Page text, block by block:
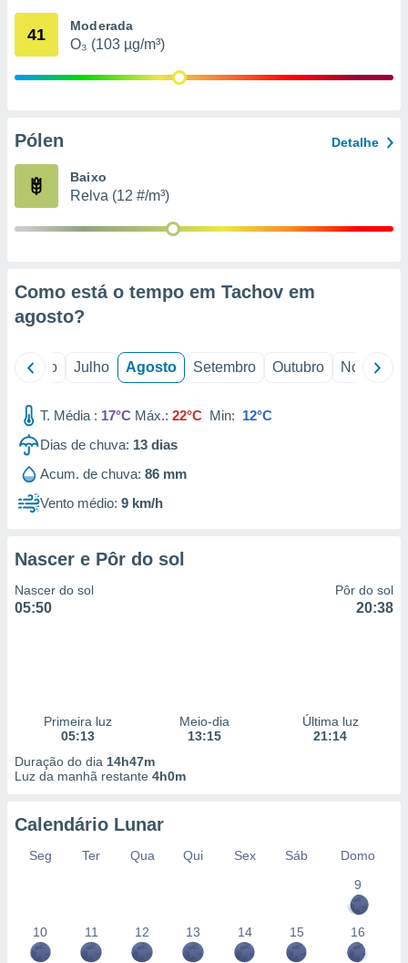
através
estudos
1199
41 Moderada
O₃ (103 µg/m³)
Pólen Detalhe
Baixo
Relva (12 #/m³)
Como está o tempo em Tachov em
agosto?
Junho Julho Agosto Setembro Outubro Novembro
T. Média : 17°C Máx.: 22°C Min: 12°C
Dias de chuva: 13 dias
Acum. de chuva: 86 mm
Vento médio: 9 km/h
Nascer e Pôr do sol
Nascer do sol
05:50
Pôr do sol
20:38
Primeira luz
05:13
Meio-dia
13:15
Última luz
21:14
Duração do dia 14h47m
Luz da manhã restante 4h0m
Calendário Lunar
Seg Ter Qua Qui Sex Sáb
Domo
9
10 11 12 13 14 15 16